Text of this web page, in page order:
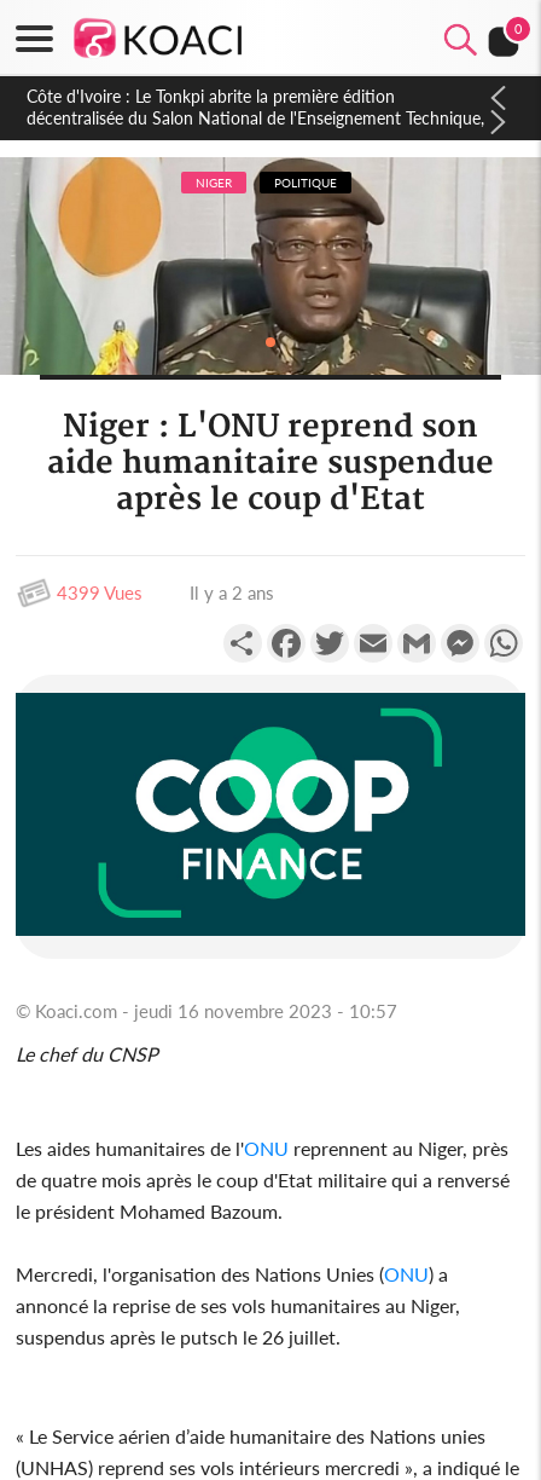
0
Côte d'Ivoire : PPA-CI, Gbagbo délègue une partie de ses
prérogatives de président à 05 cadres, vers sa retraite
politique ?
NIGER POLITIQUE
Niger : L'ONU reprend son
aide humanitaire suspendue
après le coup d'Etat
4399 Vues Il y a 2 ans
PartagerFacebookTwitterEmail Gmail
© Koaci.com - jeudi 16 novembre 2023 - 10:57
Le chef du CNSP
Les aides humanitaires de l'ONU reprennent au Niger, près
de quatre mois après le coup d'Etat militaire qui a renversé
le président Mohamed Bazoum.
Mercredi, l'organisation des Nations Unies (ONU) a
annoncé la reprise de ses vols humanitaires au Niger,
suspendus après le putsch le 26 juillet.
« Le Service aérien d’aide humanitaire des Nations unies
(UNHAS) reprend ses vols intérieurs mercredi », a indiqué le